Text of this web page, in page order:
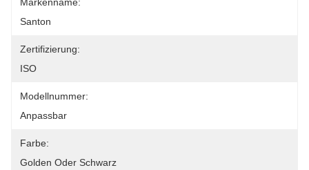
Santon
Zertifizierung:
ISO
Modellnummer:
Anpassbar
Farbe:
Golden Oder Schwarz